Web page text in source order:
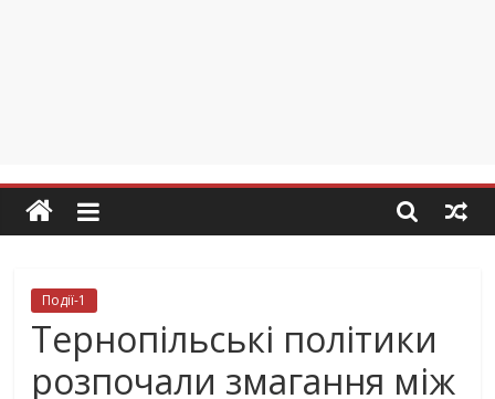
Події-1
Тернопільські політики
розпочали змагання між